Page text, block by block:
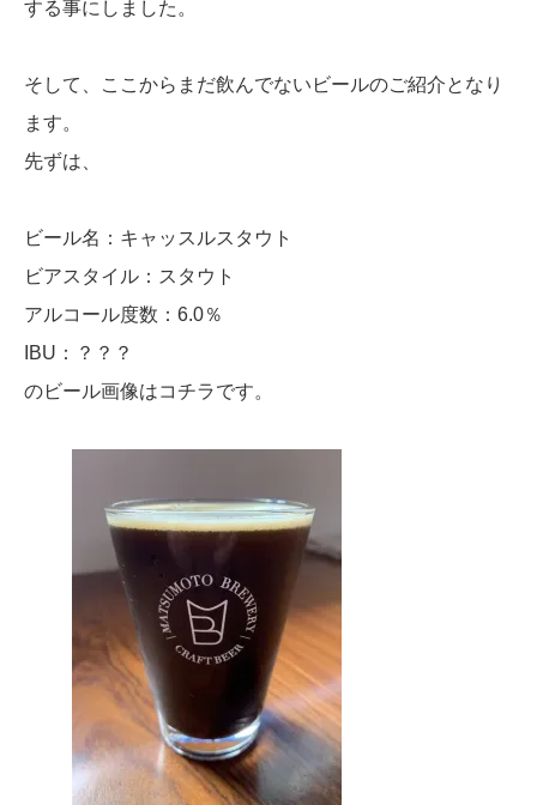
する事にしました。
そして、ここからまだ飲んでないビールのご紹介となり
ます。
先ずは、
ビール名：キャッスルスタウト
ビアスタイル：スタウト
アルコール度数：6.0％
IBU：？？？
のビール画像はコチラです。